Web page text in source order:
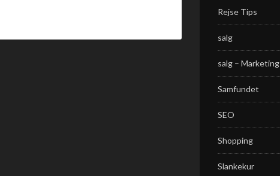
Rejse Tips
salg
salg – Marketing
Samfundet
SEO
Shopping
Slankekur